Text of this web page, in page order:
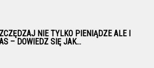
NIE TYLKO PIENIĄDZE ALE I
– DOWIEDZ SIĘ JAK...